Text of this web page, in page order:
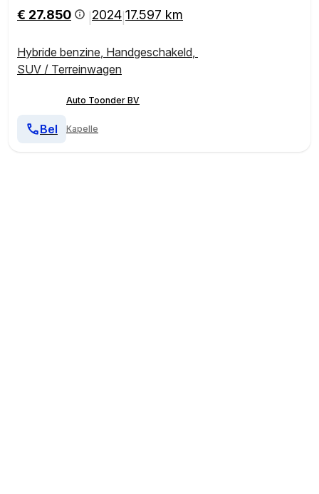
€ 27.850 2024 17.597 km
Hybride benzine, Handgeschakeld,
SUV / Terreinwagen
Auto Toonder BV
Kapelle
Bel